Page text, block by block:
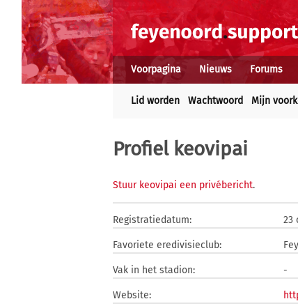
Voorpagina Nieuws Forums
Lid worden Wachtwoord Mijn
Profiel keovipai
Stuur keovipai een privébericht.
Registratiedatum: 23
Favoriete eredivisieclub:
Vak in het stadion: -
Website: